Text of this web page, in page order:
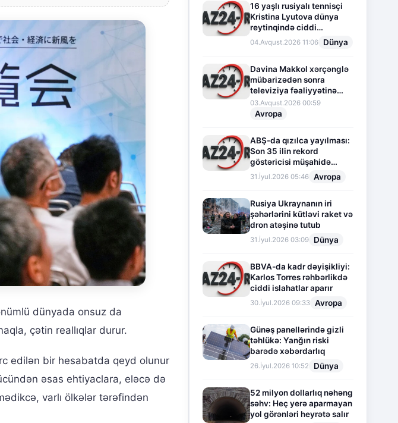
dünyada onsuz da
çətin reallıqlar durur.
edilən bir hesabatda qeyd olunur
əsas ehtiyaclara, eləcə də
varlı ölkələr tərəfindən
16 yaşlı rusiyalı tennisçi
Kristina Lyutova dünya
reytinqində ciddi
irəliləyişə imza atdı
04.Avqust.2026 11:06 Dünya
Davina Makkol xərçənglə
mübarizədən sonra
televiziya fəaliyyətinə
fasilə verir
03.Avqust.2026 00:59
Avropa
ABŞ-da qızılca yayılması:
Son 35 ilin rekord
göstəricisi müşahidə
olunur
31.İyul.2026 05:46 Avropa
Rusiya Ukraynanın iri
şəhərlərini kütləvi raket və
dron atəşinə tutub
31.İyul.2026 03:09 Dünya
BBVA-da kadr dəyişikliyi:
Karlos Torres rəhbərlikdə
ciddi islahatlar aparır
30.İyul.2026 09:33 Avropa
Günəş panellərində gizli
təhlükə: Yanğın riski
barədə xəbərdarlıq
26.İyul.2026 10:52 Dünya
52 milyon dollarlıq nəhəng
səhv: Heç yerə aparmayan
yol görənləri heyrətə salır